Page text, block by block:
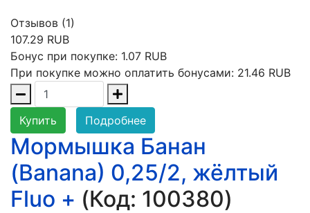
Отзывов (1)
107.29 RUB
Бонус при покупке: 1.07 RUB
При покупке можно оплатить бонусами: 21.46 RUB
Купить Подробнее
Мормышка Банан
(Banana) 0,25/2, жёлтый
Fluo + (Код: 100380)